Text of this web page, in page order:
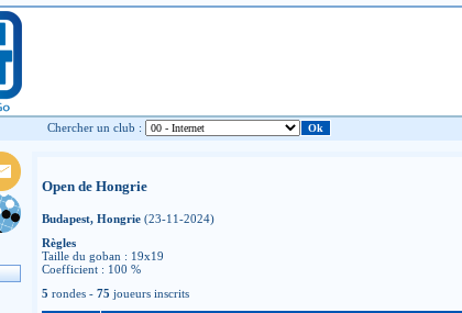
Chercher un club :
Open de Hongrie
Budapest, Hongrie (23-11-2024)
Règles
Taille du goban : 19x19
Coefficient : 100 %
5 rondes - 75 joueurs inscrits